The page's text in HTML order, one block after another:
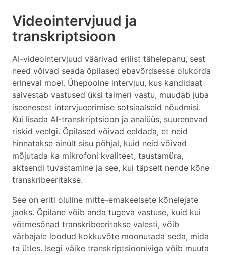
Videointervjuud ja
transkriptsioon
AI-videointervjuud väärivad erilist tähelepanu, sest
need võivad seada õpilased ebavõrdsesse olukorda
erineval moel. Ühepoolne intervjuu, kus kandidaat
salvestab vastused üksi taimeri vastu, muudab juba
iseenesest intervjueerimise sotsiaalseid nõudmisi.
Kui lisada AI-transkriptsioon ja analüüs, suurenevad
riskid veelgi. Õpilased võivad eeldada, et neid
hinnatakse ainult sisu põhjal, kuid neid võivad
mõjutada ka mikrofoni kvaliteet, taustamüra,
aktsendi tuvastamine ja see, kui täpselt nende kõne
transkribeeritakse.
See on eriti oluline mitte-emakeelsete kõnelejate
jaoks. Õpilane võib anda tugeva vastuse, kuid kui
võtmesõnad transkribeeritakse valesti, võib
värbajale loodud kokkuvõte moonutada seda, mida
ta ütles. Isegi väike transkriptsiooniviga võib muuta